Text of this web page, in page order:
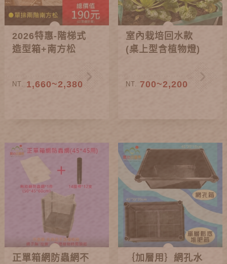
2026特惠-階梯式
造型箱+南方松
NT. 1,660~2,380
室內栽培回水款
(桌上型含植物燈)
NT. 700~2,200
正單箱網防蟲網不
｛加層用｝網孔水